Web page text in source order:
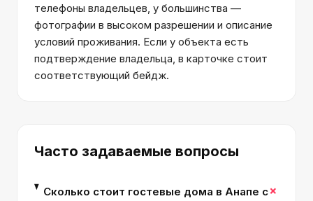
телефоны владельцев, у большинства —
фотографии в высоком разрешении и описание
условий проживания. Если у объекта есть
подтверждение владельца, в карточке стоит
соответствующий бейдж.
Часто задаваемые вопросы
Сколько стоит гостевые дома в Анапе с+